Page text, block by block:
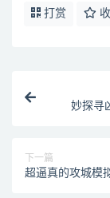
打赏
妙探寻
下一篇
超逼真的攻城模